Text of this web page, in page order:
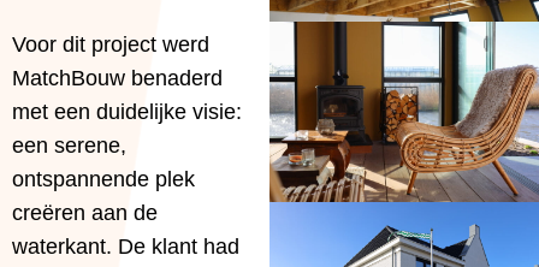
Voor dit project werd
MatchBouw benaderd
met een duidelijke visie:
een serene,
ontspannende plek
creëren aan de
waterkant. De klant had